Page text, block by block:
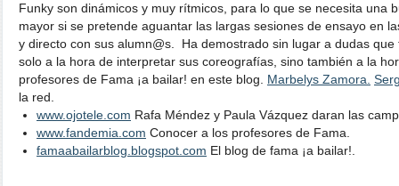
Funky son dinámicos y muy rítmicos, para lo que se necesita una
mayor si se pretende aguantar las largas sesiones de ensayo en
y directo con sus alumn@s. Ha demostrado sin lugar a dudas
solo a la hora de interpretar sus coreografías, sino también a la
profesores de Fama ¡a bailar! en este blog. Marbelys Zamora.
la red.
www.ojotele.com Rafa Méndez y Paula Vázquez daran las
www.fandemia.com Conocer a los profesores de Fama.
famaabailarblog.blogspot.com El blog de fama ¡a bailar!.